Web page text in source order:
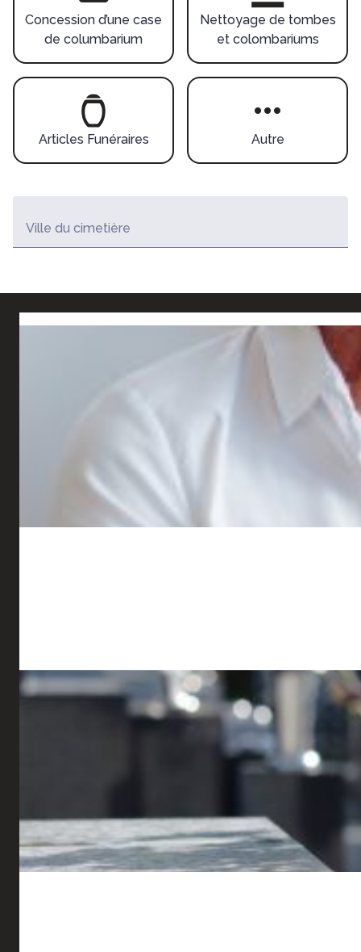
Concession d’une case
de columbarium
Nettoyage de tombes
et colombariums
Articles Funéraires Autre
Ville du cimetière